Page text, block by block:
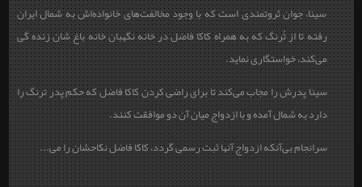
سینا، جوان ثروتمندی است که با وجود مخالفت‌های خانواده‌اش به شمال ایران
رفته تا از تُرنگ که به همراه کاکا فاضل در خانه نگهبان خانه باغ شان زنده گی
می‌کند، خواستگاری نماید.
سینا پدرش را مجاب می‌کند تا برای راضی کردن کاکا فاضل که حکم پدر ترنگ را
دارد به شمال آمده و با ازدواج میان آن دو موافقت کنند.
سرانجام بی‌آنکه ازدواج آنها ثبت رسمی گردد، کاکا فاضل نکاحشان را می...